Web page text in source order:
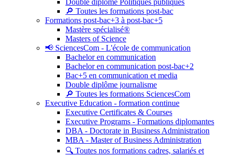
Double diplôme Politiques publiques
🔎 Toutes les formations post-bac
Formations post-bac+3 à post-bac+5
Mastère spécialisé®
Masters of Science
📢 SciencesCom - L'école de communication
Bachelor en communication
Bachelor en communication post-bac+2
Bac+5 en communication et media
Double diplôme journalisme
🔎 Toutes les formations SciencesCom
Executive Education - formation continue
Executive Certificates & Courses
Executive Programs - Formations diplomantes
DBA - Doctorate in Business Administration
MBA - Master of Business Administration
🔍 Toutes nos formations cadres, salariés et